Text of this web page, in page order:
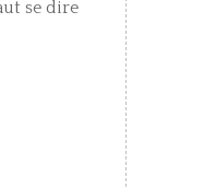
se dire